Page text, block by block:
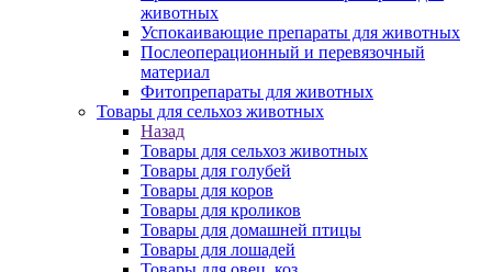
животных
Успокаивающие препараты для животных
Послеоперационный и перевязочный
материал
Фитопрепараты для животных
Товары для сельхоз животных
Назад
Товары для сельхоз животных
Товары для голубей
Товары для коров
Товары для кроликов
Товары для домашней птицы
Товары для лошадей